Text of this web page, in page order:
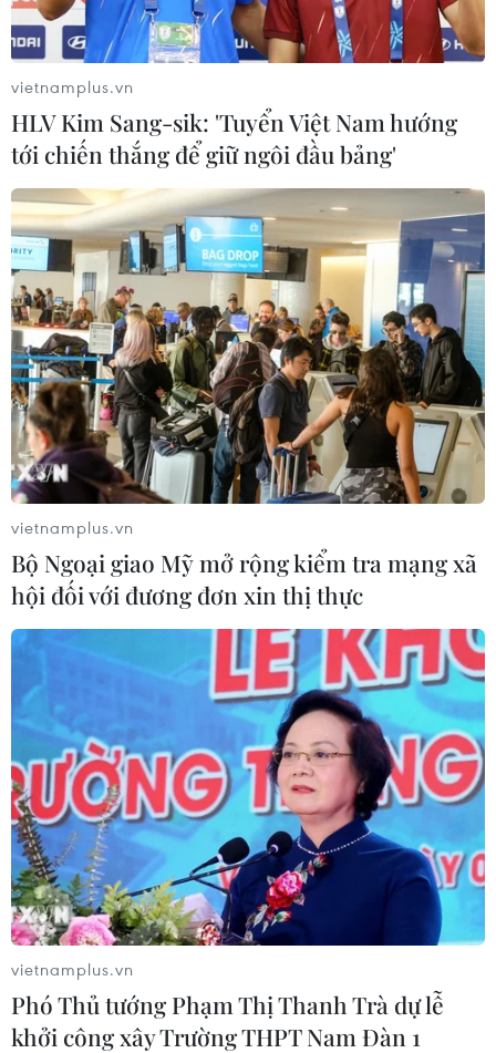
vietnamplus.vn
HLV Kim Sang-sik: 'Tuyển Việt Nam hướng
tới chiến thắng để giữ ngôi đầu bảng'
vietnamplus.vn
Bộ Ngoại giao Mỹ mở rộng kiểm tra mạng xã
hội đối với đương đơn xin thị thực
vietnamplus.vn
Phó Thủ tướng Phạm Thị Thanh Trà dự lễ
khởi công xây Trường THPT Nam Đàn 1